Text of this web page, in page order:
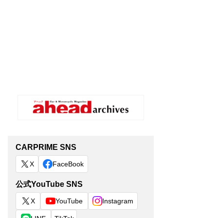
CARPRIME SNS
X FaceBook
公式YouTube SNS
X YouTube Instagram